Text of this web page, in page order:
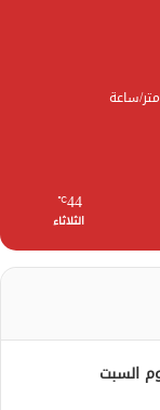
44
℃
الثلاثاء
السبت